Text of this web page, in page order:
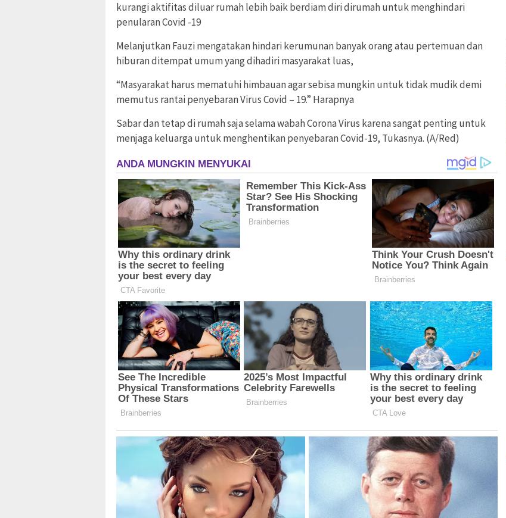
kurangi aktifitas diluar rumah lebih baik berdiam diri dirumah untuk menghindari
penularan Covid -19
Melanjutkan Fauzi mengatakan hindari kerumunan banyak orang atau pertemuan dan
hiburan ditempat umum yang dihadiri masyarakat luas,
“Masyarakat harus mematuhi himbauan agar sebisa mungkin untuk tidak mudik demi
memutus rantai penyebaran Virus Covid – 19.” Harapnya
Sabar dan tetap di rumah saja selama wabah Corona Virus karena sangat penting untuk
menjaga keluarga untuk menghentikan penyebaran Covid-19, Tukasnya. (A/Red)